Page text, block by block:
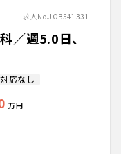
求人No.JOB541331
／週5.0日、
応なし
万円